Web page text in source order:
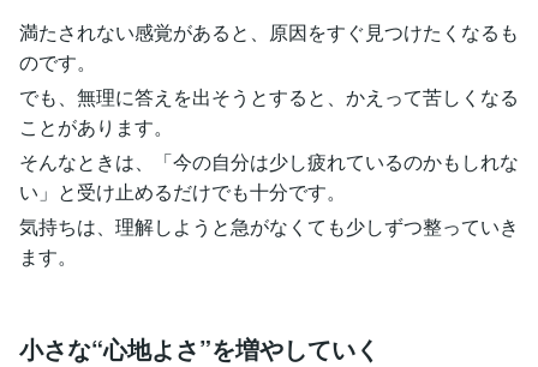
満たされない感覚があると、原因をすぐ見つけたくなるも
のです。
でも、無理に答えを出そうとすると、かえって苦しくなる
ことがあります。
そんなときは、「今の自分は少し疲れているのかもしれな
い」と受け止めるだけでも十分です。
気持ちは、理解しようと急がなくても少しずつ整っていき
ます。
小さな“心地よさ”を増やしていく